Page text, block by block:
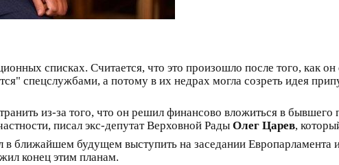
списках. Считается, что это произошло после того, как
спецслужбами, а потому в их недрах могла созреть идея
из-за того, что он решил финансово вложиться в
писал экс-депутат Верховной Рады Олег Царев,
в ближайшем будущем выступить на заседании Европарламента
конец этим планам.